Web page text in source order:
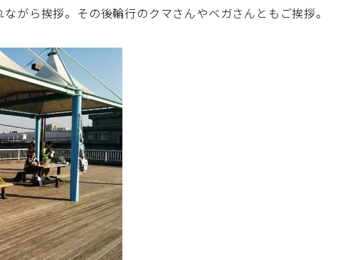
がら挨拶。その後輪行のクマさんやベガさんともご挨拶。